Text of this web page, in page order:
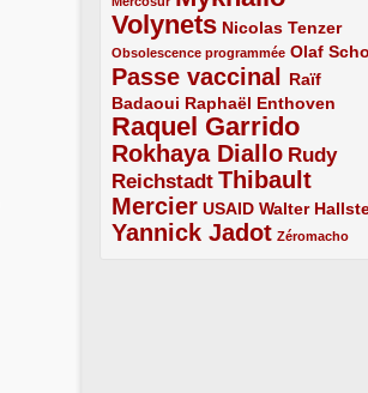
Volynets
5/5 Nicolas Tenzer
2/5
Obsolescence programmée
1/5 Olaf
2/5
Passe vaccinal
4/5
Raïf
Badaoui
2/5 Raphaël Enthoven
2/5
Raquel Garrido
5/5
Rokhaya Diallo
4/5
Rudy
Reichstadt
3/5
Thibault
Mercier
4/5 USAID
2/5 Walter
2/5
Yannick Jadot
4/5 Zéromacho
1/5